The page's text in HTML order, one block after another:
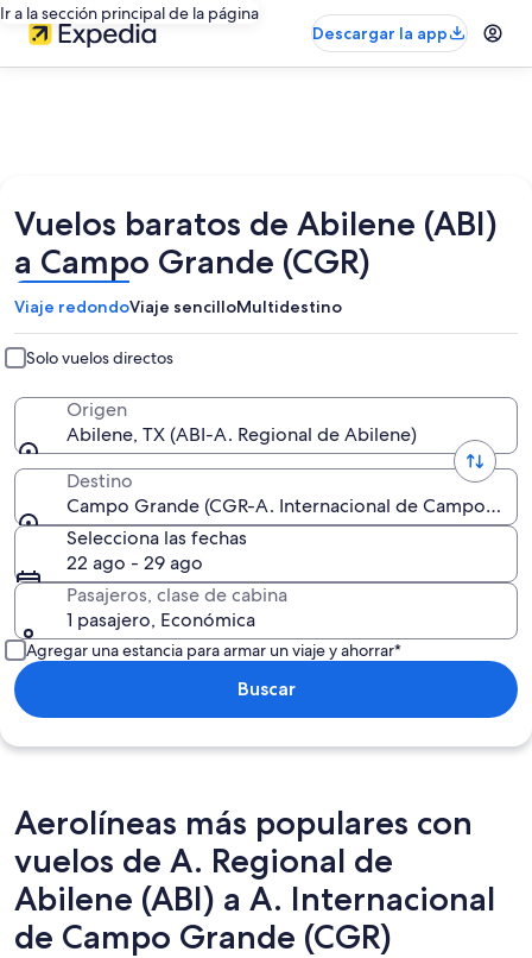
Ir a la sección principal de la página
Descargar la app
Vuelos baratos de Abilene (ABI)
a Campo Grande (CGR)
Viaje redondoViaje sencilloMultidestino
Solo vuelos directos
Origen
Abilene, TX (ABI-A. Regional de Abilene)
Destino
Campo Grande (CGR-A. Internacional de Campo
Selecciona las fechas
22 ago - 29 ago
Pasajeros, clase de cabina
1 pasajero, Económica
Agregar una estancia para armar un viaje y ahorrar*
Buscar
Aerolíneas más populares con
vuelos de A. Regional de
Abilene (ABI) a A. Internacional
de Campo Grande (CGR)